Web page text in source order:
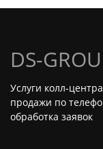
DS-
Услуги
продажи по
обработка заявок